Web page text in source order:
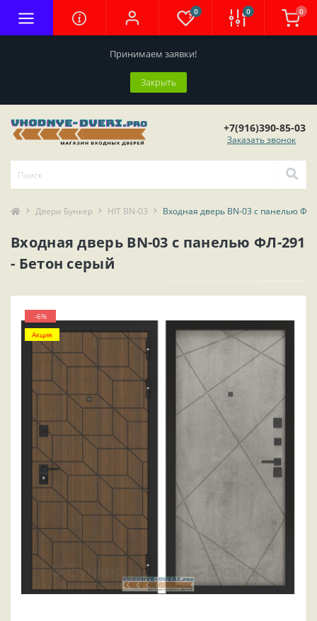
Принимаем заявки!
Закрыть
0 0 0
+7(916)390-85-03
Заказать звонок
Двери Бункер HIT BN-03 Входная дверь BN-03 с панелью
Входная дверь BN-03 с панелью ФЛ-291
- Бетон серый
-6%
Акция